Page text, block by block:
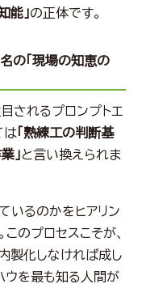
知能」の正体です。
の「現場の知恵の
されるプロンプトエ
は 「熟練工の判断基
」と言い換えられま
いるのかをヒアリン
のプロセスこそが、
製化しなければ成し
ウを最も知る人間が